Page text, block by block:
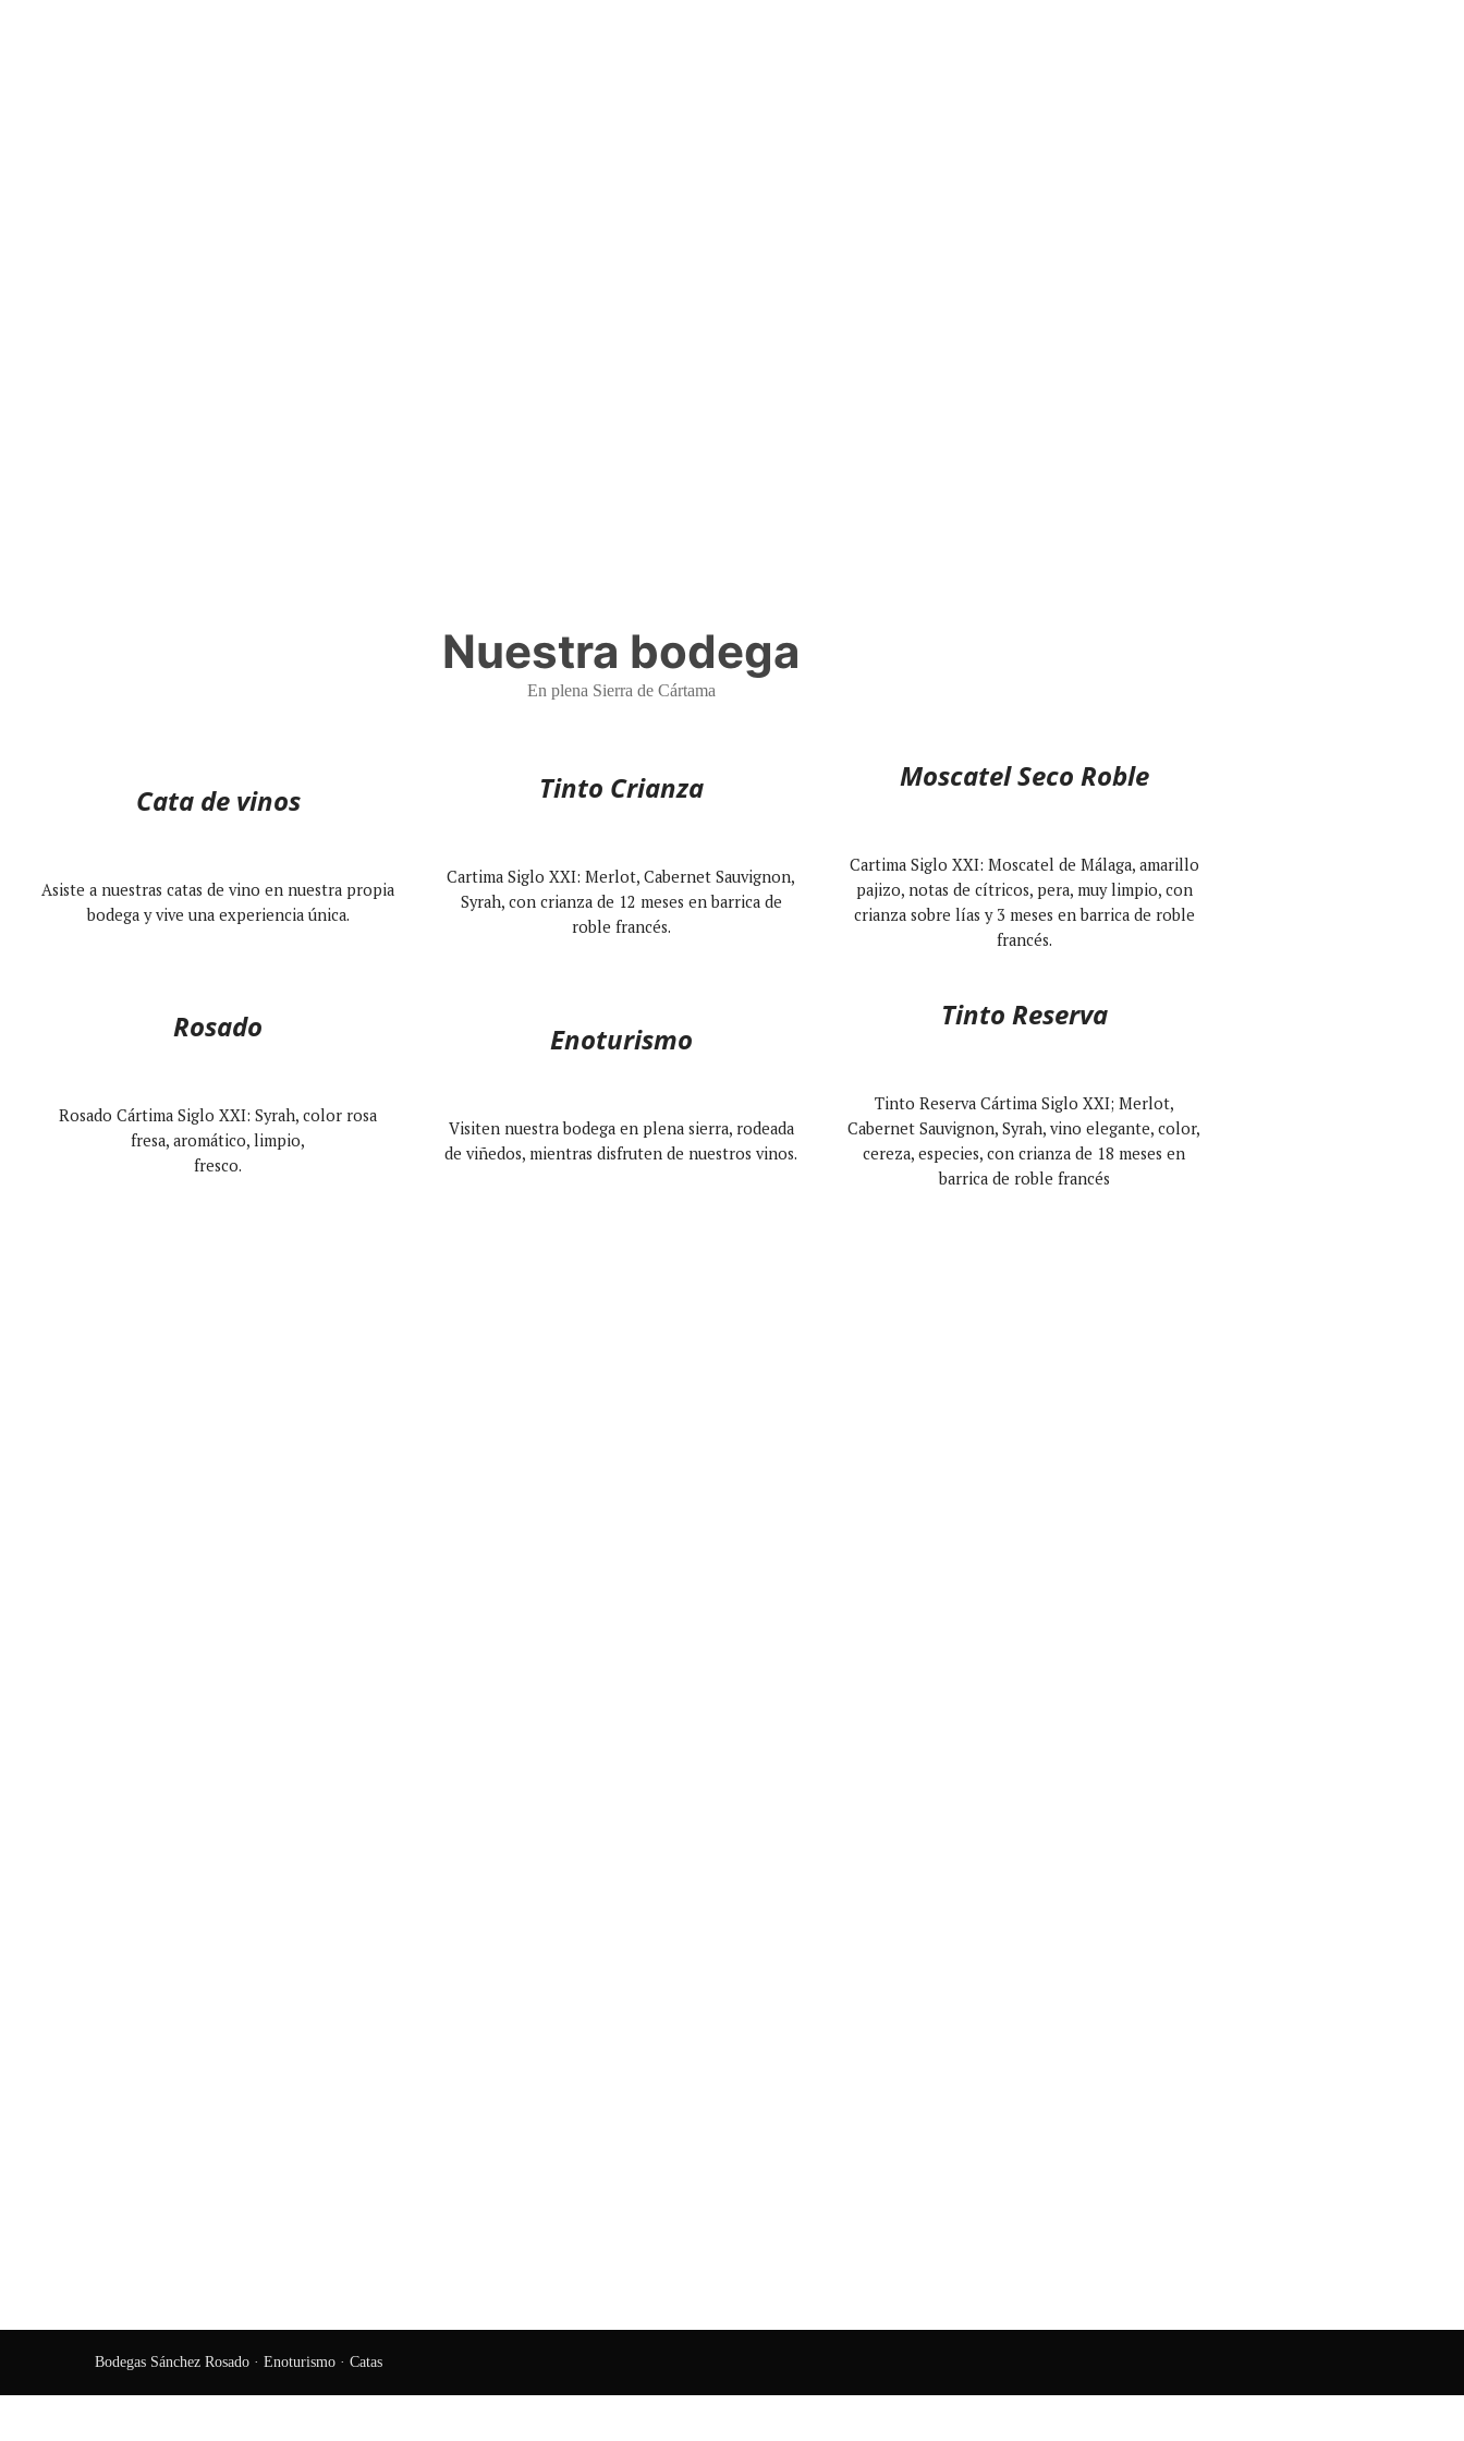
Nuestra bodega
En plena Sierra de Cártama
Cata de vinos
Asiste a nuestras catas de vino en nuestra propia
bodega y vive una experiencia única.
Tinto Crianza
Cartima Siglo XXI: Merlot, Cabernet Sauvignon,
Syrah, con crianza de 12 meses en barrica de
roble francés.
Moscatel Seco Roble
Cartima Siglo XXI: Moscatel de Málaga, amarillo
pajizo, notas de cítricos, pera, muy limpio, con
crianza sobre lías y 3 meses en barrica de roble
francés.
Rosado
Rosado Cártima Siglo XXI: Syrah, color rosa
fresa, aromático, limpio,
fresco.
Enoturismo
Visiten nuestra bodega en plena sierra, rodeada
de viñedos, mientras disfruten de nuestros vinos.
Tinto Reserva
Tinto Reserva Cártima Siglo XXI; Merlot,
Cabernet Sauvignon, Syrah, vino elegante, color,
cereza, especies, con crianza de 18 meses en
barrica de roble francés
Bodegas Sánchez Rosado · Enoturismo · Catas